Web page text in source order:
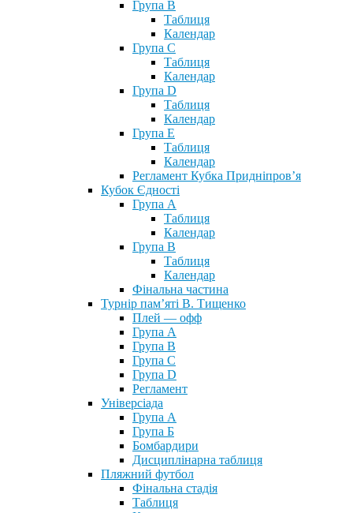
Група В
Таблиця
Календар
Група С
Таблиця
Календар
Група D
Таблиця
Календар
Група Е
Таблиця
Календар
Регламент Кубка Придніпров’я
Кубок Єдності
Група А
Таблиця
Календар
Група В
Таблиця
Календар
Фінальна частина
Турнір пам’яті В. Тищенко
Плей — офф
Група А
Група B
Група С
Група D
Регламент
Універсіада
Група А
Група Б
Бомбардири
Дисциплінарна таблиця
Пляжний футбол
Фінальна стадія
Таблиця